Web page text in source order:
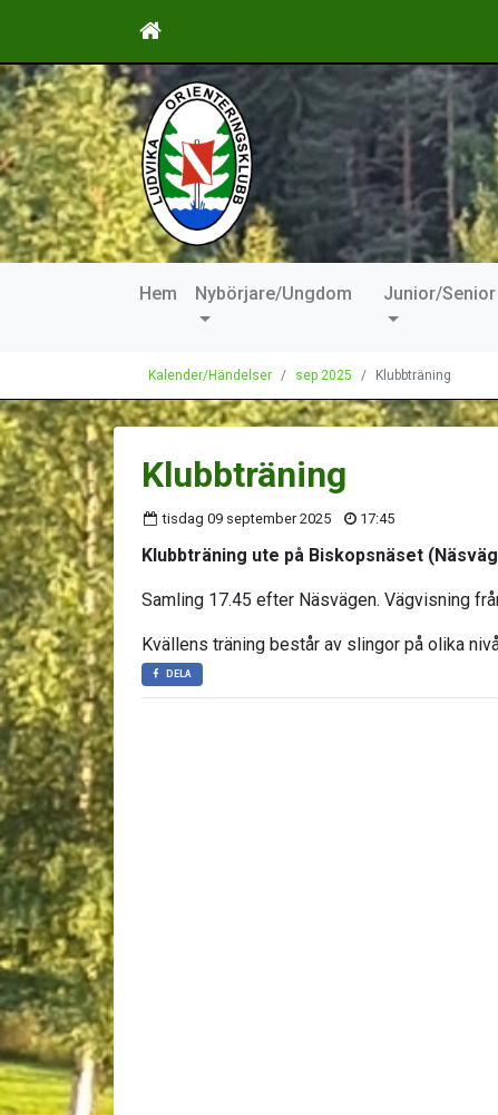
Hem Nybörjare/Ungdom Junior/Senior
Kalender/Händelser sep 2025 Klubbträning
Klubbträning
tisdag 09 september 2025 17:45
Klubbträning ute på Biskopsnäset
Samling 17.45 efter Näsvägen. Vägvisning
Kvällens träning består av slingor på olika
DELA